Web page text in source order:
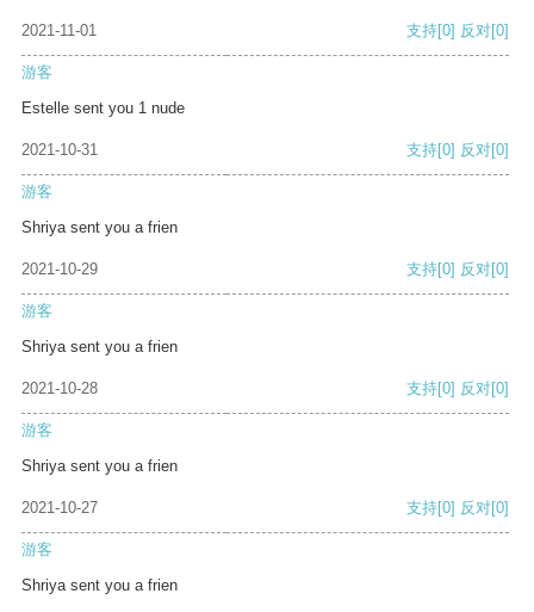
2021-11-01 支持[0] 反对[0]
游客
Estelle sent you 1 nude
2021-10-31 支持[0] 反对[0]
游客
Shriya sent you a frien
2021-10-29 支持[0] 反对[0]
游客
Shriya sent you a frien
2021-10-28 支持[0] 反对[0]
游客
Shriya sent you a frien
2021-10-27 支持[0] 反对[0]
游客
Shriya sent you a frien